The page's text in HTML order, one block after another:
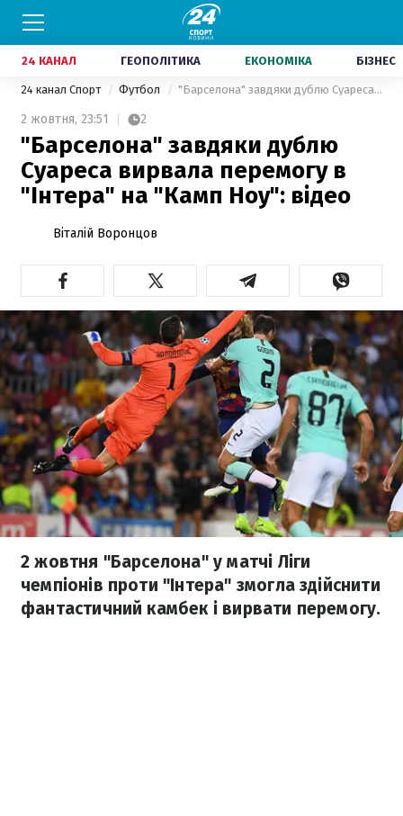
24 КАНАЛ ГЕОПОЛІТИКА ЕКОНОМІКА БІЗНЕС
24 канал Спорт Футбол "Барселона" завдяки дублю Суареса вирвала перемогу в "Інтера" на "Камп Ноу": відео
2 жовтня, 23:51 2
"Барселона" завдяки дублю
Суареса вирвала перемогу в
"Інтера" на "Камп Ноу": відео
Віталій Воронцов
2 жовтня "Барселона" у матчі Ліги
чемпіонів проти "Інтера" змогла здійснити
фантастичний камбек і вирвати перемогу.